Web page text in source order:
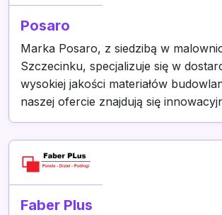
Posaro
Marka Posaro, z siedzibą w
Szczecinku, specjalizuje się w
wysokiej jakości materiałów
naszej ofercie znajdują się
Faber Plus